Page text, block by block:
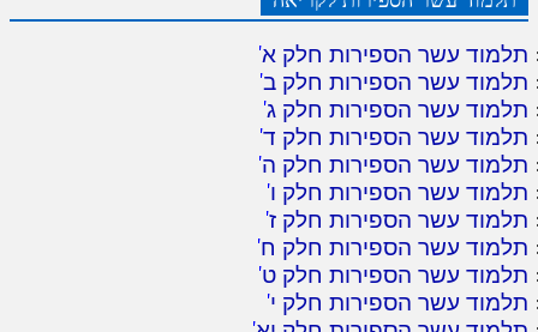
תלמוד עשר הספירות חלק א'
תלמוד עשר הספירות חלק ב'
תלמוד עשר הספירות חלק ג'
תלמוד עשר הספירות חלק ד'
תלמוד עשר הספירות חלק ה'
תלמוד עשר הספירות חלק ו'
תלמוד עשר הספירות חלק ז'
תלמוד עשר הספירות חלק ח'
תלמוד עשר הספירות חלק ט'
תלמוד עשר הספירות חלק י'